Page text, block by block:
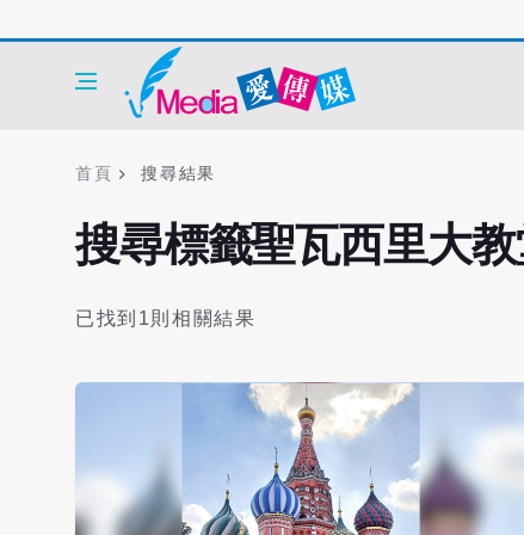
首頁 搜尋結果
搜尋標籤聖瓦西里大
已找到1則相關結果